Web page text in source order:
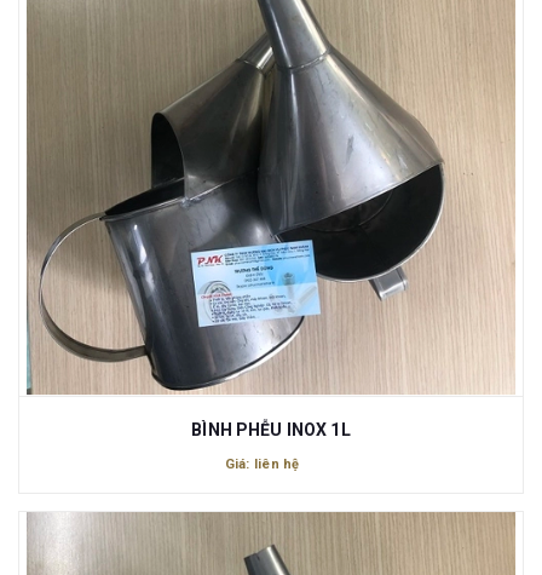
BÌNH PHỄU INOX 1L
Giá: liên hệ